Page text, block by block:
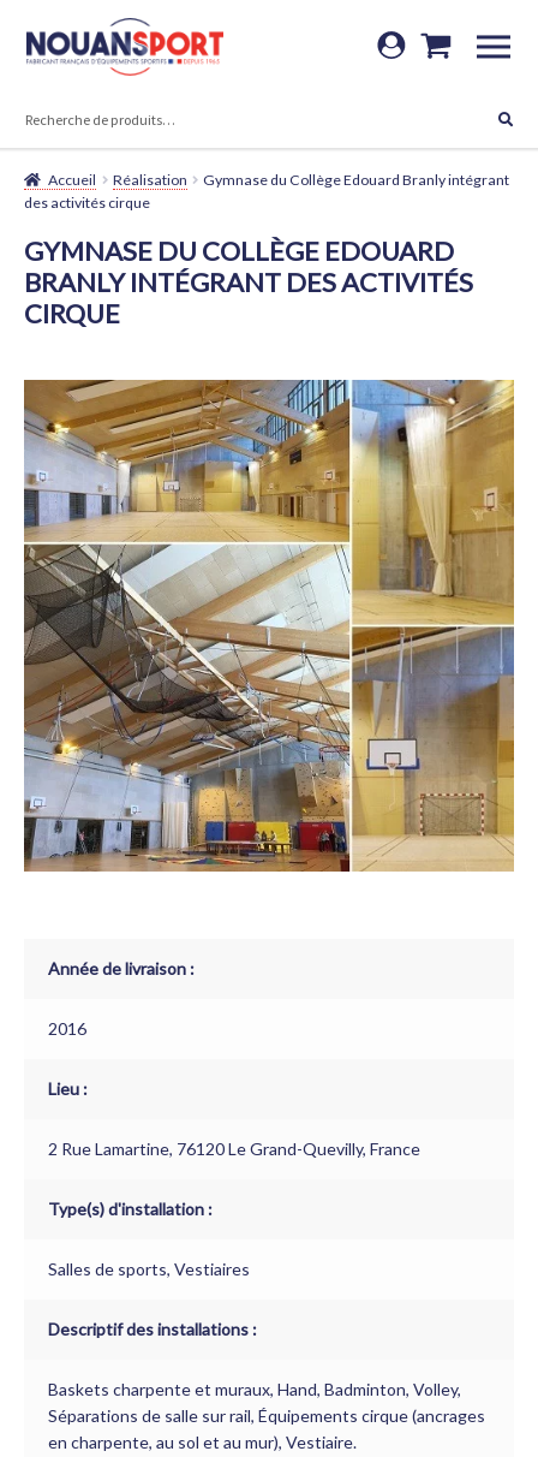
Aller
Aller
Accueil Réalisation
Gymnase du Collège Edouard Branly intégrant
des activités cirque
GYMNASE DU COLLÈGE EDOUARD
BRANLY INTÉGRANT DES ACTIVITÉS
CIRQUE
Année de livraison :
2016
Lieu :
2 Rue Lamartine, 76120 Le Grand-Quevilly, France
Type(s) d'installation :
Salles de sports, Vestiaires
Descriptif des installations :
Baskets charpente et muraux, Hand, Badminton, Volley,
Séparations de salle sur rail, Équipements cirque (ancrages
en charpente, au sol et au mur), Vestiaire.